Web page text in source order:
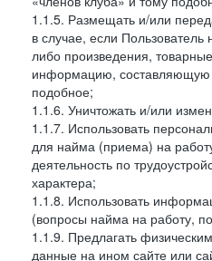
1.1.5. Размещать и/или
в случае, если
либо произведения,
информацию, составляющую
подобное;
1.1.6. Уничтожать и/или
1.1.7. Использовать
для найма (приема) на
деятельность по
характера;
1.1.8. Использовать
(вопросы найма на работу,
1.1.9. Предлагать
данные на ином сайте или